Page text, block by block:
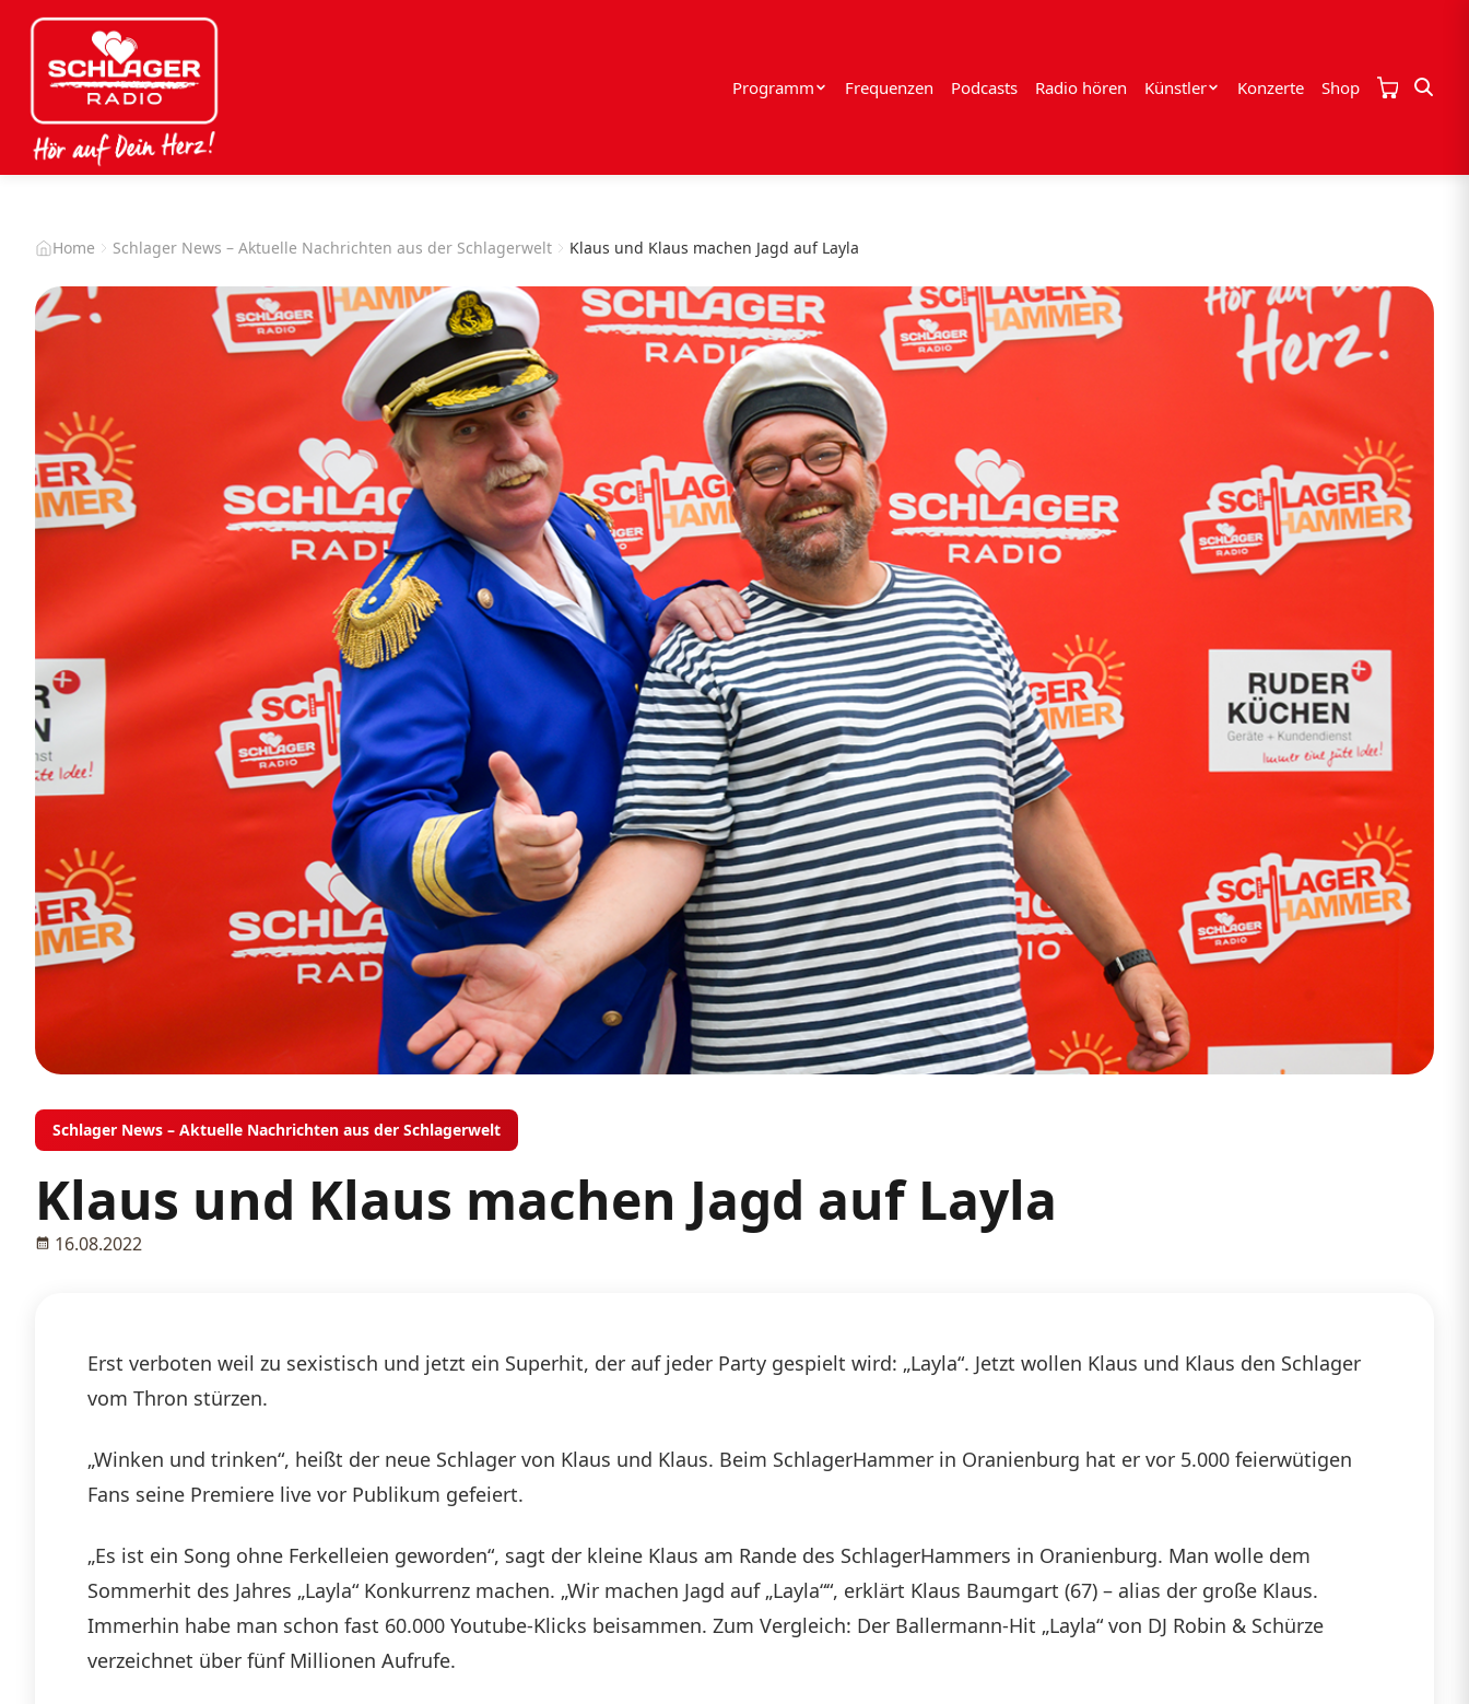
Programm Frequenzen Podcasts Radio hören Künstler Konzerte Shop
Home Schlager News – Aktuelle Nachrichten aus der Schlagerwelt Klaus und Klaus machen Jagd auf Layla
Schlager News – Aktuelle Nachrichten aus der Schlagerwelt
Klaus und Klaus machen Jagd auf Layla
16.08.2022
Erst verboten weil zu sexistisch und jetzt ein Superhit, der auf jeder Party gespielt wird: „Layla“. Jetzt wollen Klaus und Klaus den Schlager
vom Thron stürzen.
„Winken und trinken“, heißt der neue Schlager von Klaus und Klaus. Beim SchlagerHammer in Oranienburg hat er vor 5.000 feierwütigen
Fans seine Premiere live vor Publikum gefeiert.
„Es ist ein Song ohne Ferkelleien geworden“, sagt der kleine Klaus am Rande des SchlagerHammers in Oranienburg. Man wolle dem
Sommerhit des Jahres „Layla“ Konkurrenz machen. „Wir machen Jagd auf „Layla““, erklärt Klaus Baumgart (67) – alias der große Klaus.
Immerhin habe man schon fast 60.000 Youtube-Klicks beisammen. Zum Vergleich: Der Ballermann-Hit „Layla“ von DJ Robin & Schürze
verzeichnet über fünf Millionen Aufrufe.